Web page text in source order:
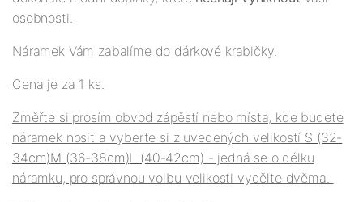
osobnosti.
Náramek Vám zabalíme do dárkové krabičky.
Cena je za 1 ks.
Změřte si prosím obvod zápěstí nebo místa, kde budete
náramek nosit a vyberte si z uvedených velikostí S (32-
34cm)M (36-38cm)L (40-42cm) - jedná se o délku
náramku, pro správnou volbu velikosti vydělte dvěma.